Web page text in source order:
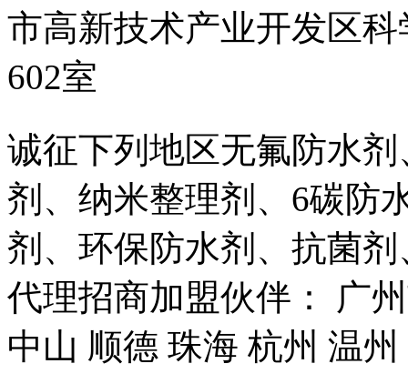
市高新技术产业开发区
602室
诚征下列地区无氟防水
剂、纳米整理剂、6碳防
剂、环保防水剂、抗菌
代理招商加盟伙伴： 广
中山 顺德 珠海 杭州 温